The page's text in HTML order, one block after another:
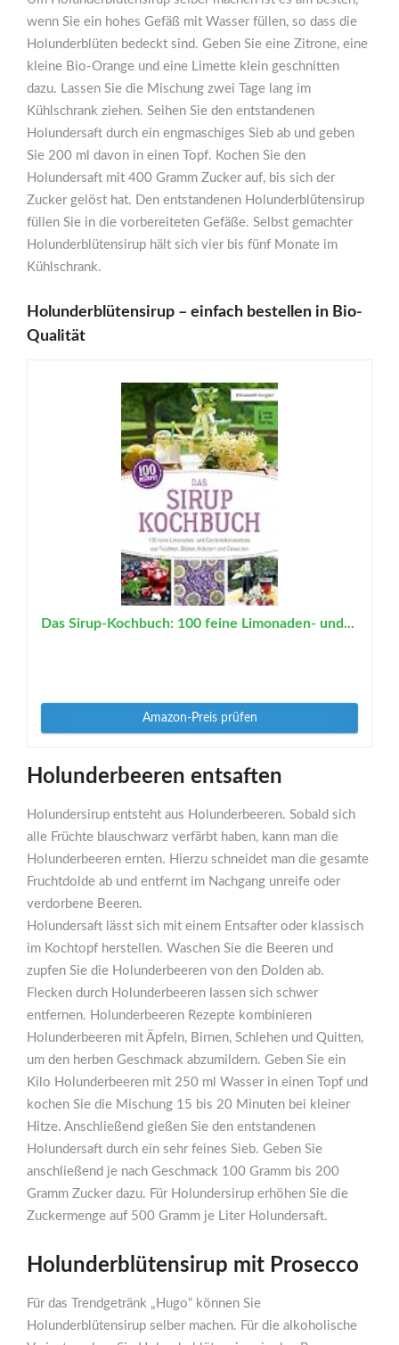
wenn Sie ein hohes Gefäß mit Wasser füllen, so dass die
Holunderblüten bedeckt sind. Geben Sie eine Zitrone, eine
kleine Bio-Orange und eine Limette klein geschnitten
dazu. Lassen Sie die Mischung zwei Tage lang im
Kühlschrank ziehen. Seihen Sie den entstandenen
Holundersaft durch ein engmaschiges Sieb ab und geben
Sie 200 ml davon in einen Topf. Kochen Sie den
Holundersaft mit 400 Gramm Zucker auf, bis sich der
Zucker gelöst hat. Den entstandenen Holunderblütensirup
füllen Sie in die vorbereiteten Gefäße. Selbst gemachter
Holunderblütensirup hält sich vier bis fünf Monate im
Kühlschrank.
Holunderblütensirup – einfach bestellen in Bio-
Qualität
Das Sirup-Kochbuch: 100 feine Limonaden- und...
Amazon-Preis prüfen
Holunderbeeren entsaften
Holundersirup entsteht aus Holunderbeeren. Sobald sich
alle Früchte blauschwarz verfärbt haben, kann man die
Holunderbeeren ernten. Hierzu schneidet man die gesamte
Fruchtdolde ab und entfernt im Nachgang unreife oder
verdorbene Beeren.
Holundersaft lässt sich mit einem Entsafter oder klassisch
im Kochtopf herstellen. Waschen Sie die Beeren und
zupfen Sie die Holunderbeeren von den Dolden ab.
Flecken durch Holunderbeeren lassen sich schwer
entfernen. Holunderbeeren Rezepte kombinieren
Holunderbeeren mit Äpfeln, Birnen, Schlehen und Quitten,
um den herben Geschmack abzumildern. Geben Sie ein
Kilo Holunderbeeren mit 250 ml Wasser in einen Topf und
kochen Sie die Mischung 15 bis 20 Minuten bei kleiner
Hitze. Anschließend gießen Sie den entstandenen
Holundersaft durch ein sehr feines Sieb. Geben Sie
anschließend je nach Geschmack 100 Gramm bis 200
Gramm Zucker dazu. Für Holundersirup erhöhen Sie die
Zuckermenge auf 500 Gramm je Liter Holundersaft.
Holunderblütensirup mit Prosecco
Für das Trendgetränk „Hugo“ können Sie
Holunderblütensirup selber machen. Für die alkoholische